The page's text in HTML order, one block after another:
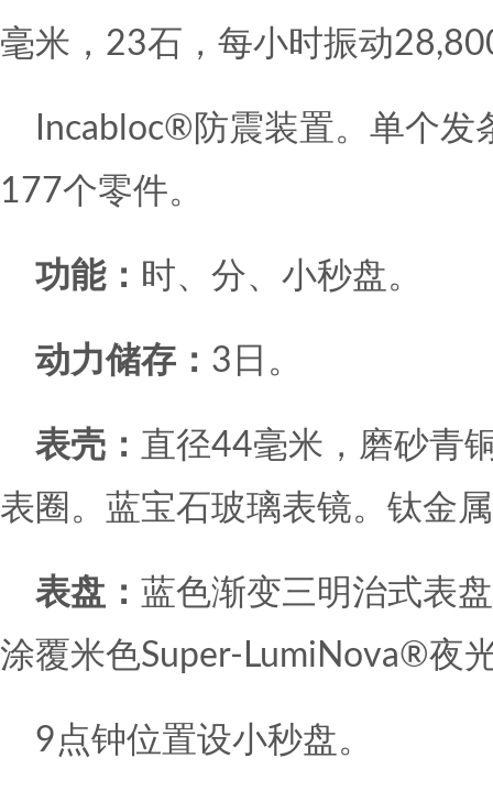
毫米，23石，每小时振动
Incabloc®防震装置。单个发
177个零件。
功能： 时、分、小秒盘。
动力储存： 3日。
表壳： 直径44毫米，磨砂青
表圈。蓝宝石玻璃表镜。钛金
表盘： 蓝色渐变三明治式表
涂覆米色Super-LumiNova®夜
9点钟位置设小秒盘。